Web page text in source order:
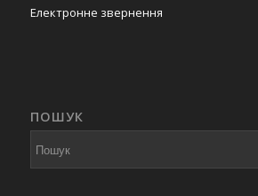
Електронне звернення
ПОШУК